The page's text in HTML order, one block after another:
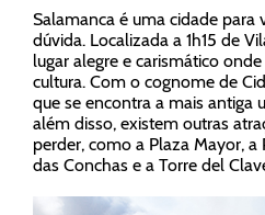
Salamanca é uma cidade para
dúvida. Localizada a 1h15 de
lugar alegre e carismático
cultura. Com o cognome de
que se encontra a mais antiga
além disso, existem outras
perder, como a Plaza Mayor, a
das Conchas e a Torre del